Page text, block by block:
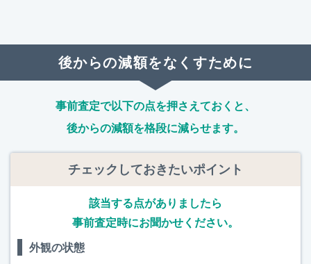
後からの減額をなくすために
事前査定で以下の点を押さえておくと、
後からの減額を格段に減らせます。
チェックしておきたいポイント
該当する点がありましたら
事前査定時にお聞かせください。
外観の状態